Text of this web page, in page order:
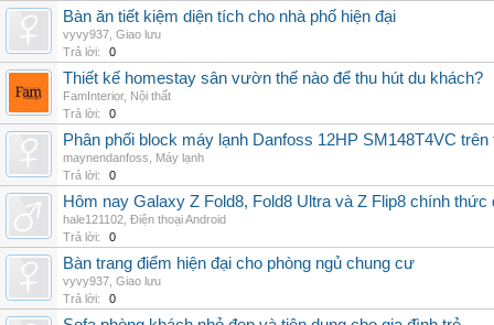
Bàn ăn tiết kiệm diện tích cho nhà phố hiện đại
vyvy937 Giao lưu
Trả lời:
0
Thiết kế homestay sân vườn thế nào để thu hút du khách?
FamInterior, Nội thất
Trả lời:
0
Phân phối block máy lạnh Danfoss 12HP SM148T4VC
maynendanfoss
Máy lạnh
Trả lời:
0
Hôm nay Galaxy Z Fold8, Fold8 Ultra và Z Flip8 chính
hale121102 Điện thoại Android
Trả lời:
0
Bàn trang điểm hiện đại cho phòng ngủ chung cư
vyvy937 Giao lưu
Trả lời:
0